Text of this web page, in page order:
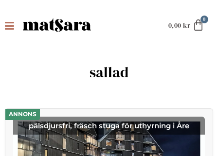
0,00 kr
sallad
ANNONS
pälsdjursfri, fräsch stuga för uthyrning i Åre